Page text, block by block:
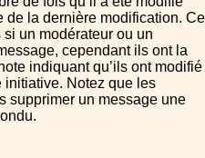
de la dernière modification. Ce
si un modérateur ou un
cependant ils ont la
indiquant qu’ils ont modifié
initiative. Notez que les
supprimer un message une